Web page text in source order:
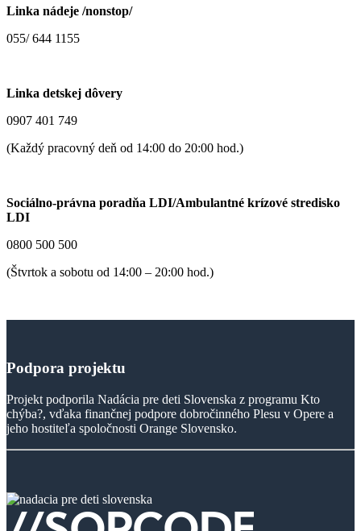
Linka nádeje /nonstop/
055/ 644 1155
Linka detskej dôvery
0907 401 749
(Každý pracovný deň od 14:00 do 20:00 hod.)
Sociálno-právna poradňa LDI/Ambulantné krízové stredisko
LDI
0800 500 500
(Štvrtok a sobotu od 14:00 – 20:00 hod.)
Podpora projektu
Projekt podporila Nadácia pre deti Slovenska z programu Kto
chýba?, vďaka finančnej podpore dobročinného Plesu v Opere a
jeho hostiteľa spoločnosti Orange Slovensko.